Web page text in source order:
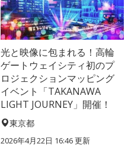
光と映像に包まれる！高輪
ゲートウェイシティ初のプ
ロジェクションマッピング
イベント「TAKANAWA
LIGHT JOURNEY」開催！
東京都
2026年4月22日 16:46 更新